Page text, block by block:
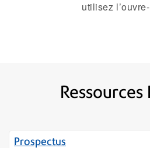
utilisez
Prospectus